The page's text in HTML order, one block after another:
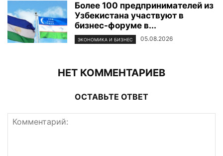
Более 100 предпринимателей из
Узбекистана участвуют в
бизнес-форуме в...
ЭКОНОМИКА И БИЗНЕС 05.08.2026
НЕТ КОММЕНТАРИЕВ
ОСТАВЬТЕ ОТВЕТ